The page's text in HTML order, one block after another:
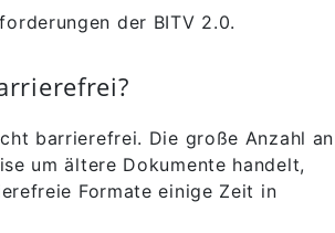
der BITV 2.0.
barrierefrei. Die große Anzahl an
um ältere Dokumente handelt,
Formate einige Zeit in